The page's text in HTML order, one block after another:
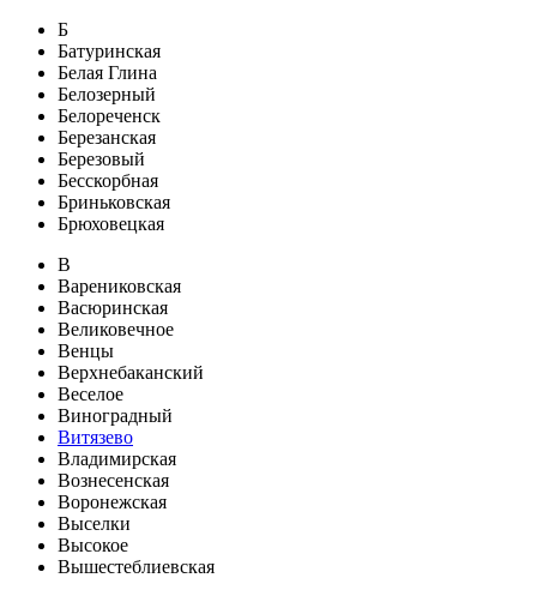
Б
Батуринская
Белая Глина
Белозерный
Белореченск
Березанская
Березовый
Бесскорбная
Бриньковская
Брюховецкая
В
Варениковская
Васюринская
Великовечное
Венцы
Верхнебаканский
Веселое
Виноградный
Витязево
Владимирская
Вознесенская
Воронежская
Выселки
Высокое
Вышестеблиевская